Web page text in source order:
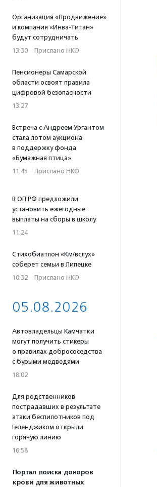
Организация «Продвижение»
и компания «Инва-Титан»
будут сотрудничать
13:30 · Прислано НКО
Пенсионеры Самарской
области освоят правила
цифровой безопасности
13:27
Встреча с Андреем Ургантом
стала лотом аукциона
в поддержку фонда
«Бумажная птица»
11:45 · Прислано НКО
В ОП РФ предложили
установить ежегодные
выплаты на сборы в школу
11:24
Стихобиатлон «Км/вслух»
соберет семьи в Липецке
10:32 · Прислано НКО
05.08.2026
Автовладельцы Камчатки
могут получить стикеры
о правилах добрососедства
с бурыми медведями
18:02
Для родственников
пострадавших в результате
атаки беспилотников под
Геленджиком открыли
горячую линию
16:58
Портал поиска доноров
крови для животных